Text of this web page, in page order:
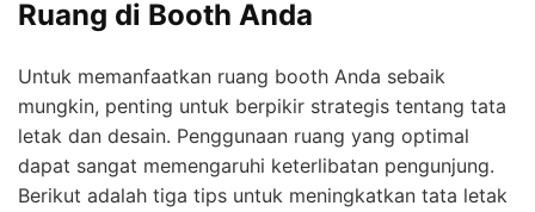
Ruang di Booth Anda
Untuk memanfaatkan ruang booth Anda sebaik
mungkin, penting untuk berpikir strategis tentang tata
letak dan desain. Penggunaan ruang yang optimal
dapat sangat memengaruhi keterlibatan pengunjung.
Berikut adalah tiga tips untuk meningkatkan tata letak